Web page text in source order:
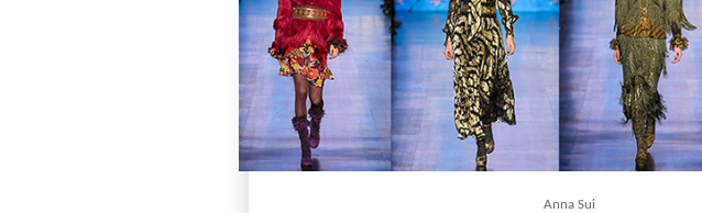
Anna Sui